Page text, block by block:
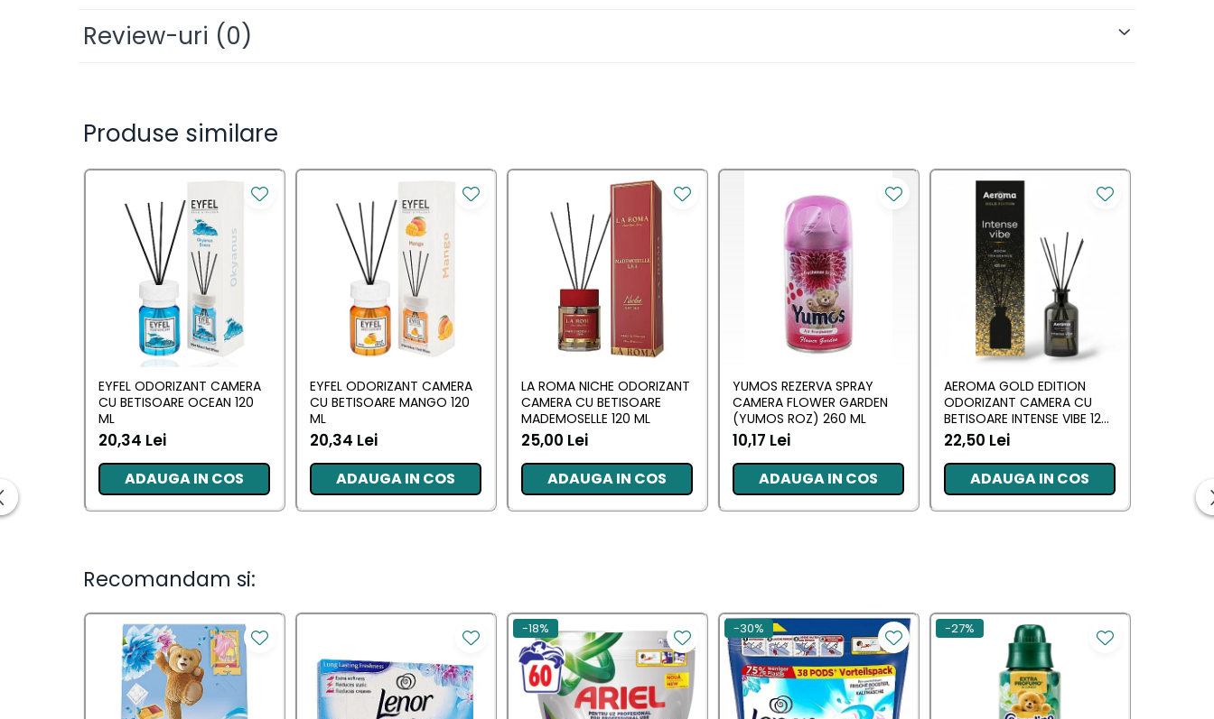
Servetele Umede Multisuprfete
Ingrijire Personala
Lotiune de corp
Produse pentru ras
Spuma de baie
Ingrijirea parului
Vopsea de par
Servetele Umede & Uscate
Ingrijire copii
Review-uri (0)
Produse similare
EYFEL ODORIZANT CAMERA
CU BETISOARE OCEAN 120
ML
20,34 Lei
ADAUGA IN COS
EYFEL ODORIZANT CAMERA
CU BETISOARE MANGO 120
ML
20,34 Lei
ADAUGA IN COS
LA ROMA NICHE ODORIZANT
CAMERA CU BETISOARE
MADEMOSELLE 120 ML
25,00 Lei
ADAUGA IN COS
YUMOS REZERVA SPRAY
CAMERA FLOWER GARDEN
(YUMOS ROZ) 260 ML
10,17 Lei
ADAUGA IN COS
AEROMA GOLD EDITION
ODORIZANT CAMERA CU
BETISOARE INTENSE VIBE 125
ML
22,50 Lei
ADAUGA IN COS
Recomandam si:
-18% -30% -27%